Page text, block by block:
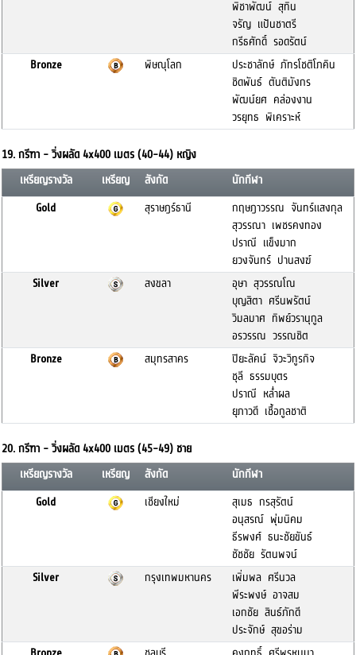
พิชาพัฒน์ สุทิน
จรัญ แป้นชาตรี
กรีธศักดิ์ รอดรัตน์
Bronze
พิษณุโลก
ประชาลักษ์ ภัทรโชติโภคิน
ชิดพันธ์ ตันติมังกร
พัฒน์ยศ คล่องงาน
วรยุทธ พิเคราะห์
19. กรีฑา - วิ่งผลัด 4x400 เมตร (40-44) หญิง
เหรียญรางวัล
เหรียญ สังกัด
นักกีฬา
Gold
สุราษฎร์ธานี
กฤษฎาวรรณ จันทร์แสงกุล
สุวรรณา เพชรคงทอง
ปราณี แข็งมาก
ยวงจันทร์ ปานสงฆ์
Silver
สงขลา
อุษา สุวรรณโณ
บุญสิตา ศรีนพรัตน์
วิมลมาศ ทิพย์วรานุกูล
อรวรรณ วรรณชิต
Bronze
สมุทรสาคร
ปิยะลัคน์ จิวะวิทูรกิจ
ชุลี ธรรมบุตร
ปราณี หล่ำผล
ยุภาวดี เชื้อกูลชาติ
20. กรีฑา - วิ่งผลัด 4x400 เมตร (45-49) ชาย
เหรียญรางวัล
เหรียญ สังกัด
นักกีฬา
Gold
เชียงใหม่
สุเมธ กรสุรัตน์
อนุสรณ์ พุ่มนิคม
ธีรพงศ์ ธนะชัยขันธ์
ชัชชัย รัตนพจน์
Silver
กรุงเทพมหานคร
เพิ่มพล ศรีนวล
พีระพงษ์ อาจสม
เอกชัย สินธ์ภักดี
ประจักษ์ สุขอร่าม